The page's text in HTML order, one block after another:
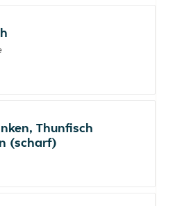
Thunfisch
(scharf)